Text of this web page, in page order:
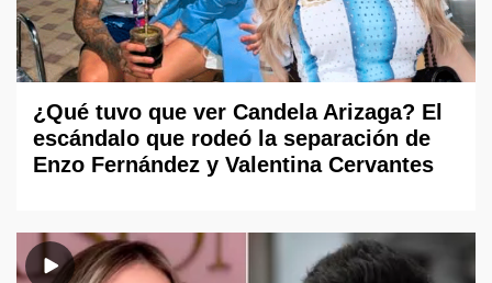
¿Qué tuvo que ver Candela Arizaga? El
escándalo que rodeó la separación de
Enzo Fernández y Valentina Cervantes